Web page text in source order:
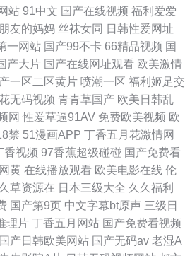
站 91中文 国产在线视频 福利爱爱
友的妈妈 丝袜女同 日韩性爱网址
一网站 国产99不卡 66精品视频 国
产大片 国产在线网址观看 欧美激情
一区二区黄片 喷潮一区 福利姬足交
无码视频 青青草国产 欧美日韩乱
网 性爱草逼91AV 免费欧美视频 欧
禁 51漫画APP 丁香五月花激情网
香视频 97香蕉超级碰碰 国产免费看
黄 在线播放观看 欧美电影在线 伦
久草资源在 日本三级大全 久久福利
国产第9页 中文字幕bt原声 三级日
理片 丁香五月网站 国产免费看视频
国产日韩欧美网站 国产无码av 老湿A